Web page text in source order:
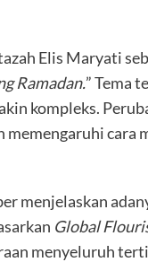
Elis Maryati
Ramadan.” Tema
kompleks.
cara
menjelaskan
Global
menyeluruh